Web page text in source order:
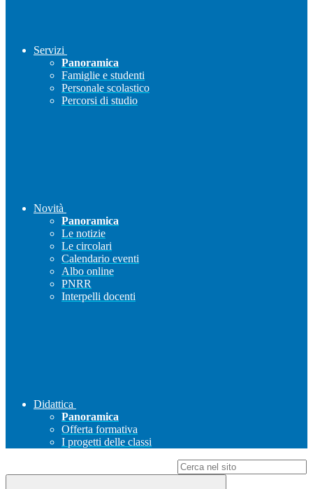
Servizi
Panoramica
Famiglie e studenti
Personale scolastico
Percorsi di studio
Novità
Panoramica
Le notizie
Le circolari
Calendario eventi
Albo online
PNRR
Interpelli docenti
Didattica
Panoramica
Offerta formativa
I progetti delle classi